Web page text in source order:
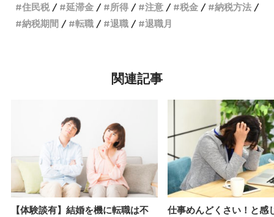
住民税
延滞金 所得 注意 税金
納税方法
納税期間
転職 退職 退職月
関連記事
【体験談有】結婚を機に転職は不
仕事めんどくさい！と感